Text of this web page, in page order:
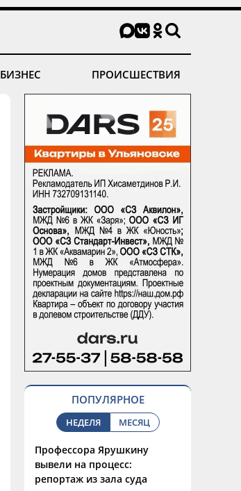
БИЗНЕС ПРОИСШЕСТВИЯ
ПОПУЛЯРНОЕ
НЕДЕЛЯ МЕСЯЦ
Профессора Ярушкину
вывели на процесс:
репортаж из зала суда